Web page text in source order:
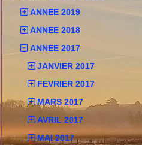
ANNEE 2019
ANNEE 2018
ANNEE 2017
JANVIER 2017
FEVRIER 2017
MARS 2017
AVRIL 2017
MAI 2017